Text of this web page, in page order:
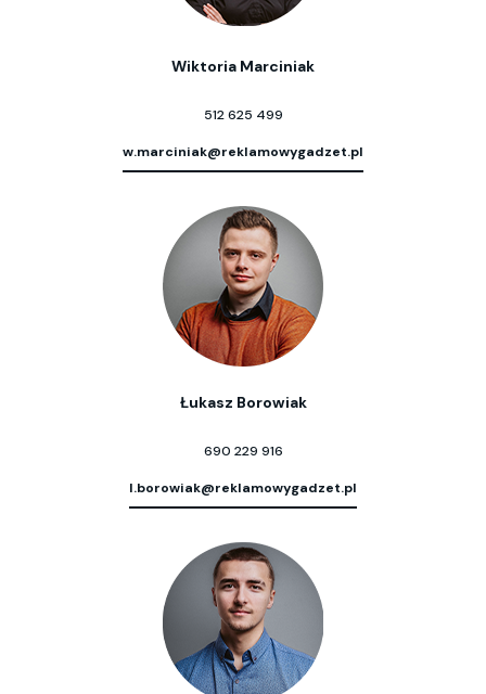
Wiktoria Marciniak
512 625 499
w.marciniak@reklamowygadzet.pl
Łukasz Borowiak
690 229 916
l.borowiak@reklamowygadzet.pl